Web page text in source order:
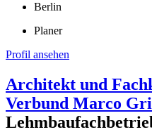
Berlin
Planer
Profil ansehen
Architekt und
Verbund Marco